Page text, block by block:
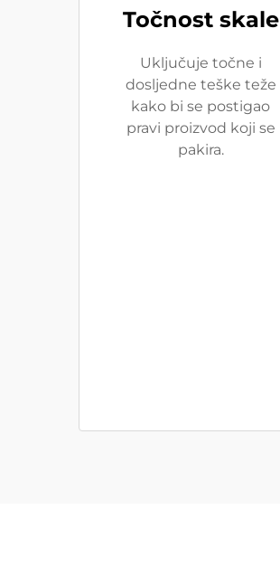
Točnost skale
Uključuje točne i
dosljedne teške teže
kako bi se postigao
pravi proizvod koji se
pakira.